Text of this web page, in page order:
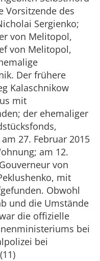
Vorsitzende des
Sergienko;
von Melitopol,
von Melitopol,
Der frühere
Kalaschnikow
mit
der ehemaliger
27. Februar 2015
am 12.
von
mit
Obwohl
und die Umstände
die offizielle
bei
bei